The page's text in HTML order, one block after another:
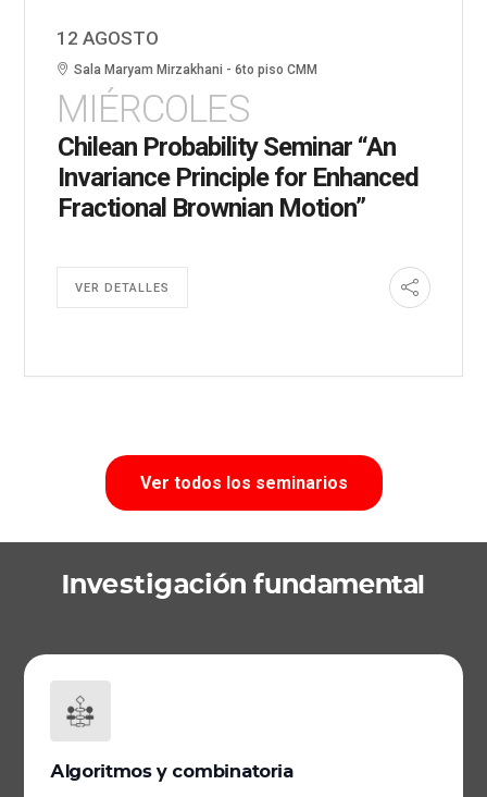
12 AGOSTO
Sala Maryam Mirzakhani - 6to piso CMM
MIÉRCOLES
Chilean Probability Seminar “An
Invariance Principle for Enhanced
Fractional Brownian Motion”
VER DETALLES
Ver todos los seminarios
Investigación fundamental
Algoritmos y combinatoria